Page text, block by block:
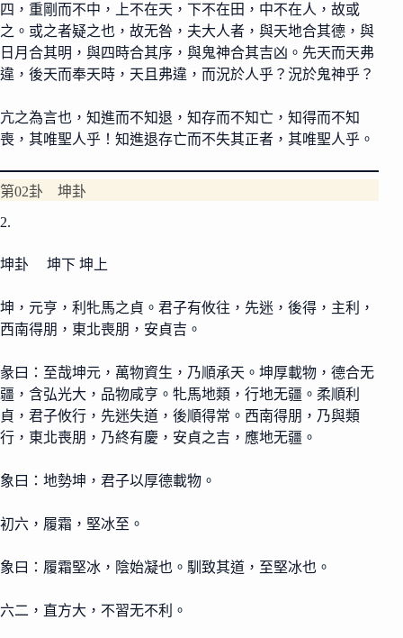
四，重剛而不中，上不在天，下不在田，中不在人，故或
之。或之者疑之也，故无咎，夫大人者，與天地合其德，與
日月合其明，與四時合其序，與鬼神合其吉凶。先天而天弗
違，後天而奉天時，天且弗違，而況於人乎？況於鬼神乎？
亢之為言也，知進而不知退，知存而不知亡，知得而不知
喪，其唯聖人乎！知進退存亡而不失其正者，其唯聖人乎。
第02卦 坤卦
2.
坤卦 坤下 坤上
坤，元亨，利牝馬之貞。君子有攸往，先迷，後得，主利，
西南得朋，東北喪朋，安貞吉。
彖曰：至哉坤元，萬物資生，乃順承天。坤厚載物，德合无
疆，含弘光大，品物咸亨。牝馬地類，行地无疆。柔順利
貞，君子攸行，先迷失道，後順得常。西南得朋，乃與類
行，東北喪朋，乃終有慶，安貞之吉，應地无疆。
象曰：地勢坤，君子以厚德載物。
初六，履霜，堅冰至。
象曰：履霜堅冰，陰始凝也。馴致其道，至堅冰也。
六二，直方大，不習无不利。